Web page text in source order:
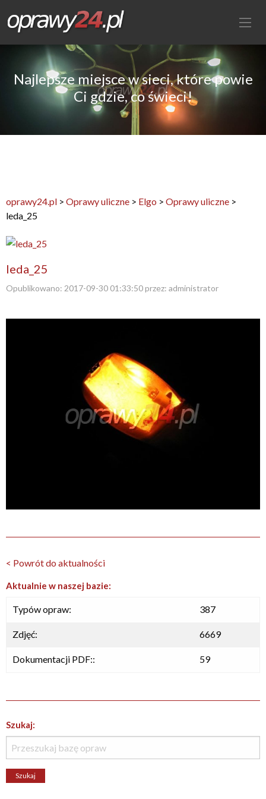
Najlepsze miejsce w sieci, które powie
Ci gdzie, co świeci!
oprawy24.pl > Oprawy uliczne > Elgo > Oprawy uliczne >
leda_25
leda_25
Opublikowano: 2017-09-30 01:33:50przez: administrator
< Powrót do aktualności
Aktualnie w naszej bazie:
Typów opraw: 387
Zdjęć: 6669
Dokumentacji PDF:: 59
Szukaj: